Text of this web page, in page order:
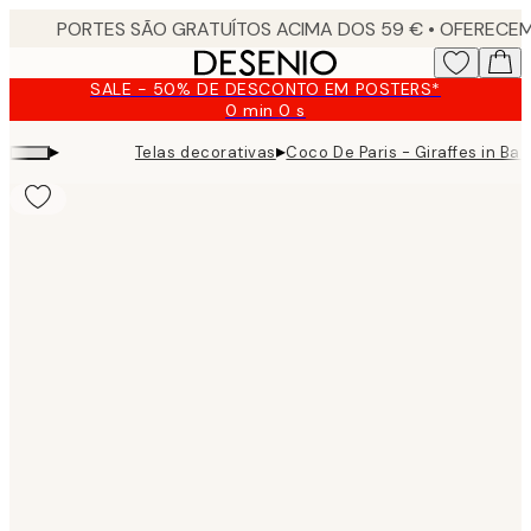
SALE - 50% DE DESCONTO EM POSTERS*
0 min0 s
Válido
até:
2026-
▸ Telas decorativas▸Coco De Paris - Giraffes in